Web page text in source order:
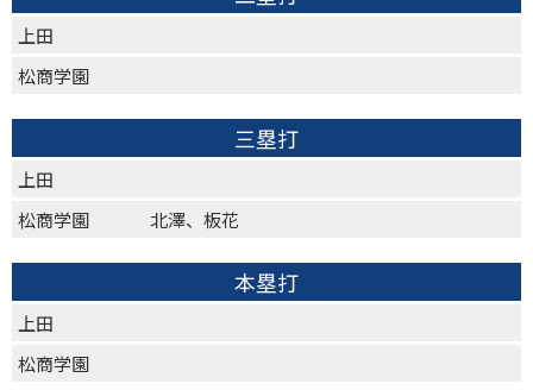
上田
松商学園
三塁打
上田
松商学園
北澤、板花
本塁打
上田
松商学園